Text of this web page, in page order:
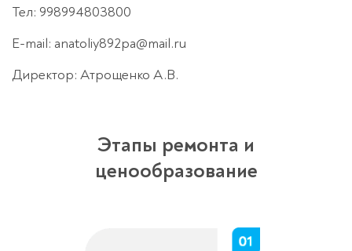
Тел: 998994803800
E-mail: anatoliy892pa@mail.ru
Директор: Атрощенко А.В.
Этапы ремонта и
ценообразование